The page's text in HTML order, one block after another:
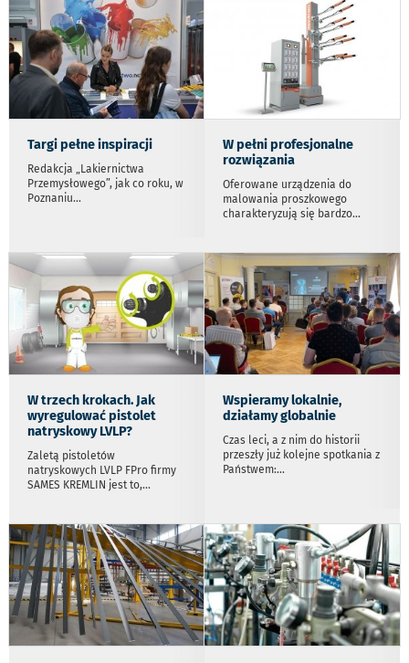
Targi pełne inspiracji
Redakcja „Lakiernictwa
Przemysłowego”, jak co roku, w
Poznaniu...
W pełni profesjonalne
rozwiązania
Oferowane urządzenia do
malowania proszkowego
charakteryzują się bardzo...
W trzech krokach. Jak
wyregulować pistolet
natryskowy LVLP?
Zaletą pistoletów
natryskowych LVLP FPro firmy
SAMES KREMLIN jest to,...
Wspieramy lokalnie,
działamy globalnie
Czas leci, a z nim do historii
przeszły już kolejne spotkania z
Państwem:...